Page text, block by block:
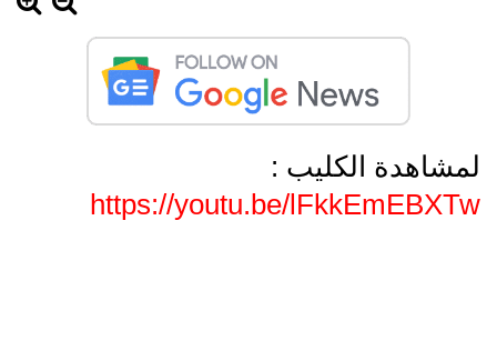
لمشاهدة الكليب :
https://youtu.be/lFkkEmEBXTw